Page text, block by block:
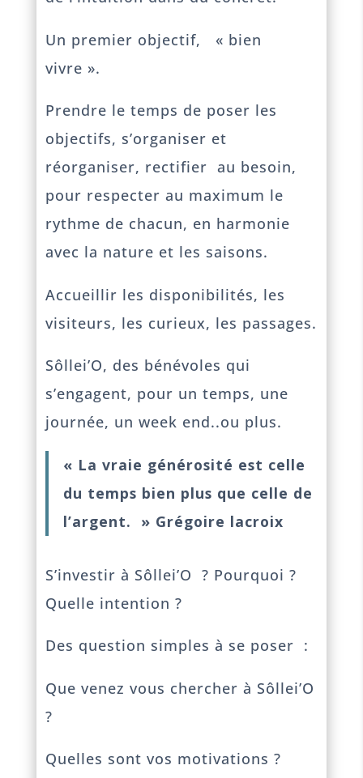
Un premier objectif, « bien
vivre ».
Prendre le temps de poser les
objectifs, s’organiser et
réorganiser, rectifier au besoin,
pour respecter au maximum le
rythme de chacun, en harmonie
avec la nature et les saisons.
Accueillir les disponibilités, les
visiteurs, les curieux, les passages.
Sôllei’O, des bénévoles qui
s’engagent, pour un temps, une
journée, un week end..ou plus.
« La vraie générosité est celle
du temps bien plus que celle de
l’argent. » Grégoire lacroix
S’investir à Sôllei’O ? Pourquoi ?
Quelle intention ?
Des question simples à se poser :
Que venez vous chercher à Sôllei’O
?
Quelles sont vos motivations ?